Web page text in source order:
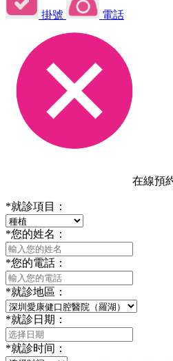
掛號 電話
在線預
*就診項目：
*您的姓名：
*您的電話：
*就診地區：
*就診日期：
*就診时间：